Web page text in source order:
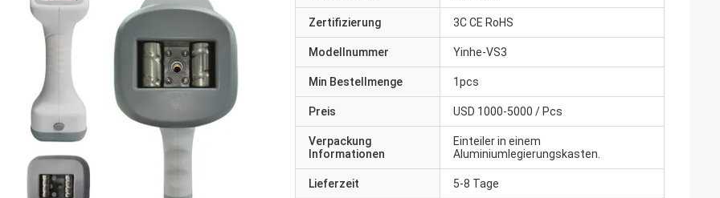
Zertifizierung 3C CE RoHS
Modellnummer Yinhe-VS3
Min Bestellmenge 1pcs
Preis USD 1000-5000 / Pcs
Verpackung
Informationen
Einteiler in einem
Aluminiumlegierungskasten.
Lieferzeit 5-8 Tage